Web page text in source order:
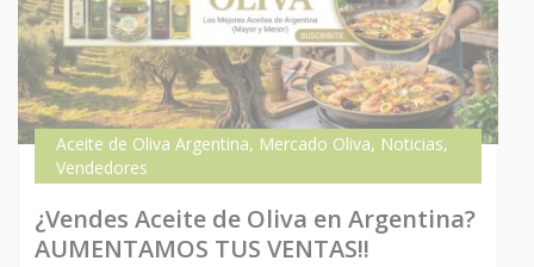
Aceite de Oliva Argentina, Mercado Oliva, Noticias,
Vendedores
¿Vendes Aceite de Oliva en Argentina?
AUMENTAMOS TUS VENTAS!!